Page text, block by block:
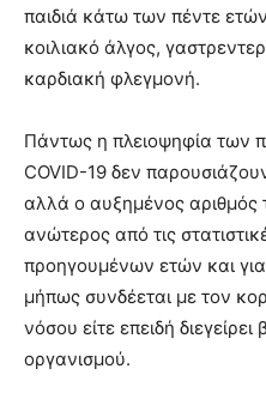
παιδιά κάτω των πέντε
κοιλιακό άλγος,
καρδιακή φλεγμονή.
Πάντως η πλειοψηφία των
COVID-19 δεν
αλλά ο αυξημένος αριθμός
ανώτερος από τις
προηγουμένων ετών και
μήπως συνδέεται με τον
νόσου είτε επειδή
οργανισμού.